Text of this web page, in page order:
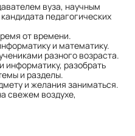
вуза, научным
педагогических
от времени.
и математику.
разного возраста.
информатику, разобрать
и разделы.
и желания заниматься.
свежем воздухе,